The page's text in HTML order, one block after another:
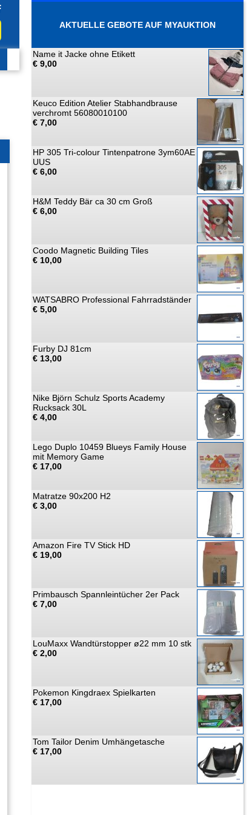
AKTUELLE GEBOTE AUF MYAUKTION
Name it Jacke ohne Etikett
€ 9,00
Keuco Edition Atelier Stabhandbrause
verchromt 56080010100
€ 7,00
HP 305 Tri-colour Tintenpatrone 3ym60AE
UUS
€ 6,00
H&M Teddy Bär ca 30 cm Groß
€ 6,00
Coodo Magnetic Building Tiles
€ 10,00
WATSABRO Professional Fahrradständer
€ 5,00
Furby DJ 81cm
€ 13,00
Nike Björn Schulz Sports Academy
Rucksack 30L
€ 4,00
Lego Duplo 10459 Blueys Family House
mit Memory Game
€ 17,00
Matratze 90x200 H2
€ 3,00
Amazon Fire TV Stick HD
€ 19,00
Primbausch Spannleintücher 2er Pack
€ 7,00
LouMaxx Wandtürstopper ø22 mm 10 stk
€ 2,00
Pokemon Kingdraex Spielkarten
€ 17,00
Tom Tailor Denim Umhängetasche
€ 17,00